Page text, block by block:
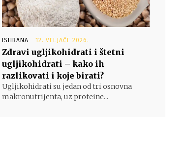
ISHRANA 12. VELJAČE 2026.
Zdravi ugljikohidrati i štetni
ugljikohidrati – kako ih
razlikovati i koje birati?
Ugljikohidrati su jedan od tri osnovna
makronutrijenta, uz proteine...